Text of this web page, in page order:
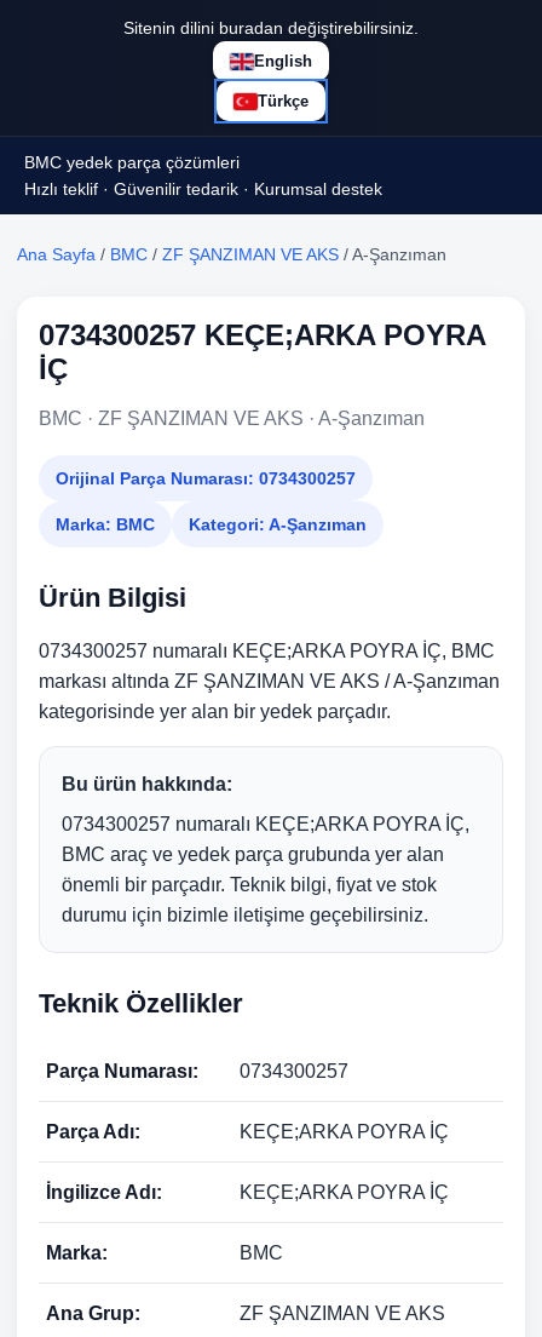
Sitenin dilini buradan değiştirebilirsiniz.
English
Türkçe
BMC yedek parça çözümleri
Hızlı teklif · Güvenilir tedarik · Kurumsal destek
Ana Sayfa / BMC / ZF ŞANZIMAN VE AKS / A-Şanzıman
0734300257 KEÇE;ARKA POYRA
İÇ
BMC · ZF ŞANZIMAN VE AKS · A-Şanzıman
Orijinal Parça Numarası: 0734300257
Marka: BMC Kategori: A-Şanzıman
Ürün Bilgisi
0734300257 numaralı KEÇE;ARKA POYRA İÇ, BMC
markası altında ZF ŞANZIMAN VE AKS / A-Şanzıman
kategorisinde yer alan bir yedek parçadır.
Bu ürün hakkında:
0734300257 numaralı KEÇE;ARKA POYRA İÇ,
BMC araç ve yedek parça grubunda yer alan
önemli bir parçadır. Teknik bilgi, fiyat ve stok
durumu için bizimle iletişime geçebilirsiniz.
Teknik Özellikler
Parça Numarası: 0734300257
Parça Adı: KEÇE;ARKA POYRA İÇ
İngilizce Adı: KEÇE;ARKA POYRA İÇ
Marka: BMC
Ana Grup: ZF ŞANZIMAN VE AKS